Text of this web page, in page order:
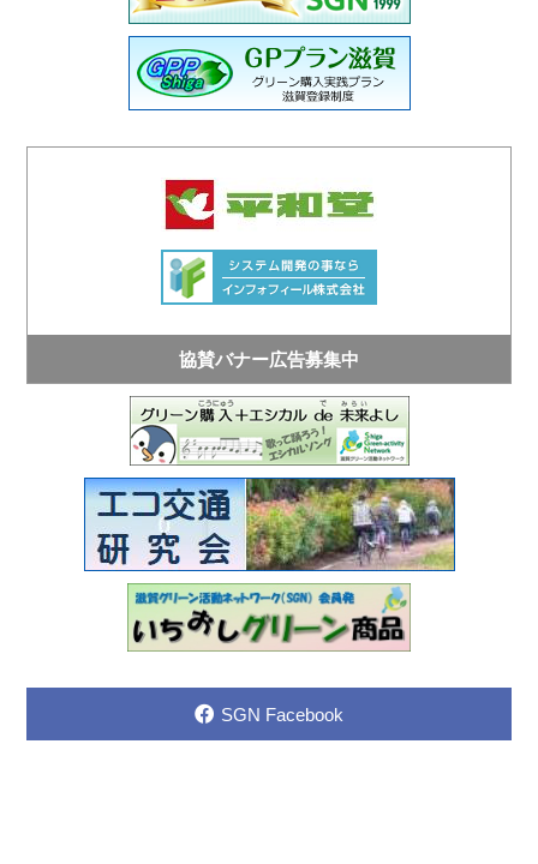
協賛バナー広告募集中
SGN Facebook